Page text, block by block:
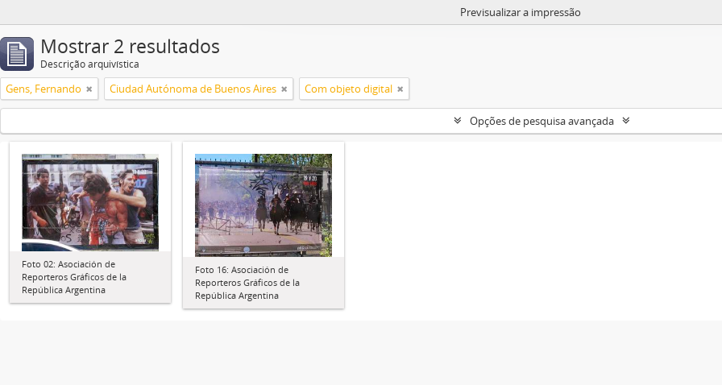
Previsualizar a impressão
Mostrar 2 resultados
Descrição arquivística
Gens, Fernando Ciudad Autónoma de Buenos Aires Com objeto digital
Opções de pesquisa avançada
Foto 02: Asociación de
Reporteros Gráficos de la
República Argentina
Foto 16: Asociación de
Reporteros Gráficos de la
República Argentina